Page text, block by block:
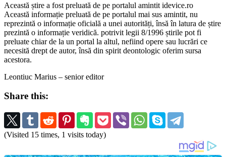
Această știre a fost preluată de pe portalul amintit idevice.ro
Această informație preluată de pe portalul mai sus amintit, nu
reprezintă o informație oficială a unei autorități, însă în latura de știre
prezintă o informație veridică. potrivit legii 8/1996 știrile pot fi
preluate chiar de la un portal la altul, nefiind opere sau lucrări ce
necesită drept de autor, însă din spirit deontologic oferim sursa
acestora.
Leontiuc Marius – senior editor
Share this:
(Visited 15 times, 1 visits today)